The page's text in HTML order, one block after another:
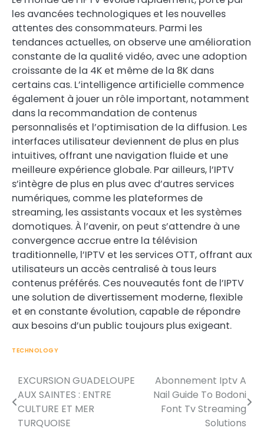
les avancées technologiques et les nouvelles
attentes des consommateurs. Parmi les
tendances actuelles, on observe une amélioration
constante de la qualité vidéo, avec une adoption
croissante de la 4K et même de la 8K dans
certains cas. L’intelligence artificielle commence
également à jouer un rôle important, notamment
dans la recommandation de contenus
personnalisés et l’optimisation de la diffusion. Les
interfaces utilisateur deviennent de plus en plus
intuitives, offrant une navigation fluide et une
meilleure expérience globale. Par ailleurs, l’IPTV
s’intègre de plus en plus avec d’autres services
numériques, comme les plateformes de
streaming, les assistants vocaux et les systèmes
domotiques. À l’avenir, on peut s’attendre à une
convergence accrue entre la télévision
traditionnelle, l’IPTV et les services OTT, offrant aux
utilisateurs un accès centralisé à tous leurs
contenus préférés. Ces nouveautés font de l’IPTV
une solution de divertissement moderne, flexible
et en constante évolution, capable de répondre
aux besoins d’un public toujours plus exigeant.
TECHNOLOGY
Post
navigation
EXCURSION GUADELOUPE
AUX SAINTES : ENTRE
CULTURE ET MER
TURQUOISE
Abonnement Iptv A
Nail Guide To Bodoni
Font Tv Streaming
Solutions